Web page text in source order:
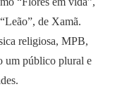
de Xamã.
religiosa, MPB,
um público plural e